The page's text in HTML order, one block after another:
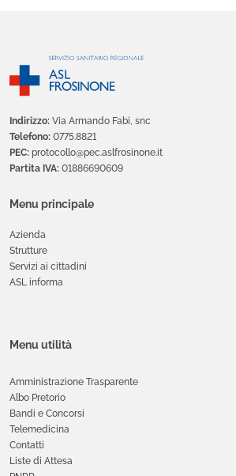
Indirizzo: Via Armando Fabi, snc
Telefono: 0775.8821
PEC: protocollo@pec.aslfrosinone.it
Partita IVA: 01886690609
Menu principale
Azienda
Strutture
Servizi ai cittadini
ASL informa
Menu utilità
Amministrazione Trasparente
Albo Pretorio
Bandi e Concorsi
Telemedicina
Contatti
Liste di Attesa